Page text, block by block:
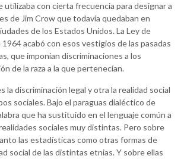
utilizaba con cierta frecuencia para designar a
de Jim Crow que todavía quedaban en
de los Estados Unidos. La Ley de
acabó con esos vestigios de las pasadas
que imponían discriminaciones a los
de la raza a la que pertenecían.
la discriminación legal y otra la realidad social
sociales. Bajo el paraguas dialéctico de
que ha sustituido en el lenguaje común a
sociales muy distintas. Pero sobre
las estadísticas como otras formas de
social de las distintas etnias. Y sobre ellas